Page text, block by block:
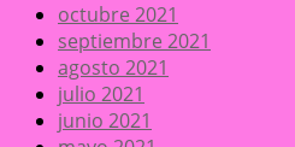
octubre 2021
septiembre 2021
agosto 2021
julio 2021
junio 2021